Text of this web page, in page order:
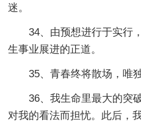
迷。
34、由预想进行于实行，
生事业展进的正道。
35、青春终将散场，唯独
36、我生命里最大的突破
对我的看法而担忧。此后，